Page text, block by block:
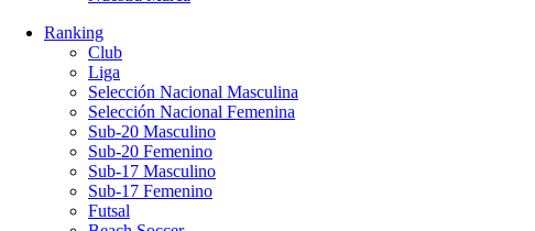
Ranking
Club
Liga
Selección Nacional Masculina
Selección Nacional Femenina
Sub-20 Masculino
Sub-20 Femenino
Sub-17 Masculino
Sub-17 Femenino
Futsal